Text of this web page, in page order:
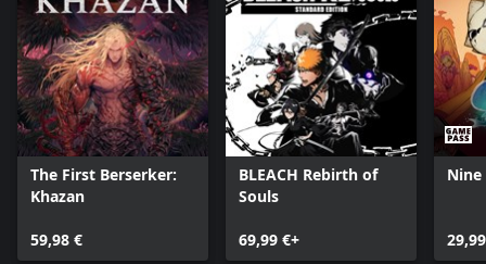
The First Berserker:
Khazan
59,98 €
BLEACH Rebirth of
Souls
69,99 €+
Nine